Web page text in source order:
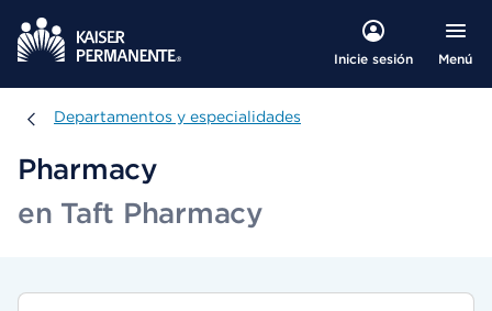
Inicie sesión Menú
Departamentos y especialidades
Departamentos y especialidades
Pharmacy
en Taft Pharmacy